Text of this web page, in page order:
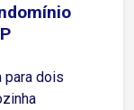
para dois